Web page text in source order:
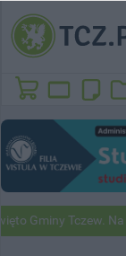
Gminy Tczew. Na